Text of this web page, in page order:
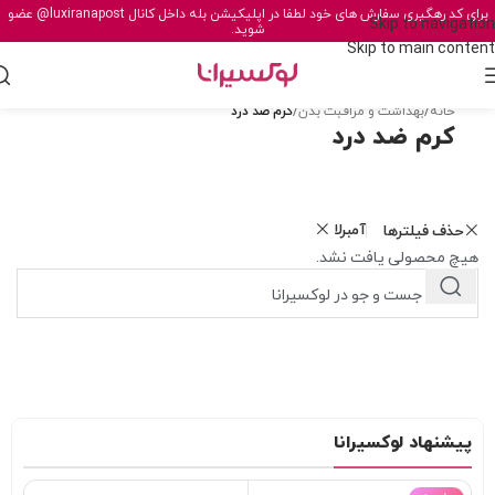
Skip to navigation
Skip to main content
برای کد رهگیری سفارش های خود لطفا در اپلیکیشن بله داخل کانال@luxiranapost عضو
شوید.
خانه/بهداشت و مراقبت بدن/کرم ضد درد
کرم ضد درد
حذف فیلترها آمبرلا
هیچ محصولی یافت نشد.
پیشنهاد لوکسیرانا